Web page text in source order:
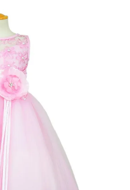
レディース
Wedding
結婚式
フラワーガール・リングボーイ・ゲ
スト